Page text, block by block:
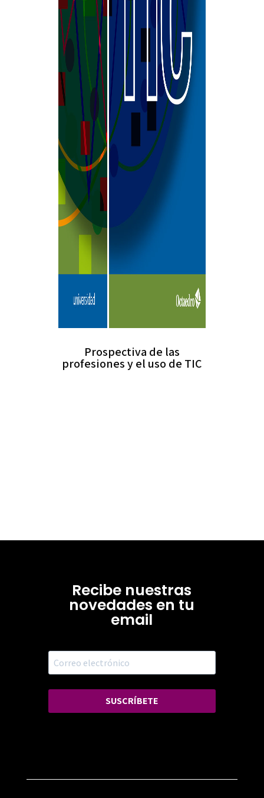
Prospectiva de las
profesiones y el uso de TIC
Recibe nuestras
novedades en tu
email
SUSCRÍBETE